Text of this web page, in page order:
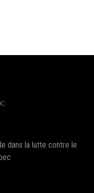
dans la lutte contre le